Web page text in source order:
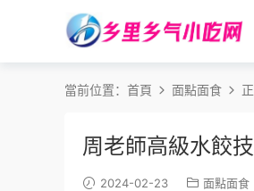
當前位置： 首頁 面點面食
周老師高級水餃
2024-02-23 面點面食